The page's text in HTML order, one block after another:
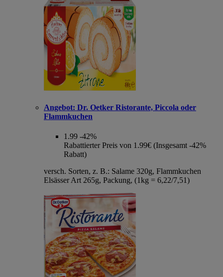
Angebot: Dr. Oetker Ristorante, Piccola oder
Flammkuchen
1.99 -42%
Rabattierter Preis von 1.99€ (Insgesamt -42%
Rabatt)
versch. Sorten, z. B.: Salame 320g, Flammkuchen
Elsässer Art 265g, Packung, (1kg = 6,22/7,51)